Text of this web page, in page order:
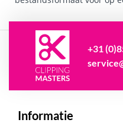
+31
Informatie